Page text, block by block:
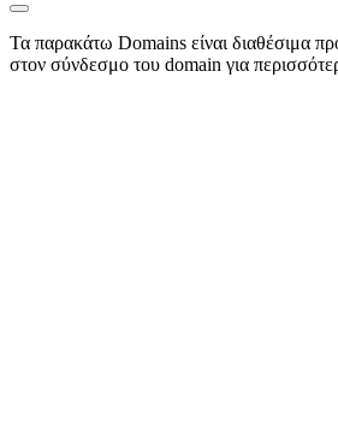
Τα παρακάτω Domains είναι διαθέσιμα
στον σύνδεσμο του domain για